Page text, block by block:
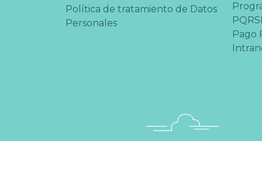
Política de tratamiento de Datos
Personales
Pago